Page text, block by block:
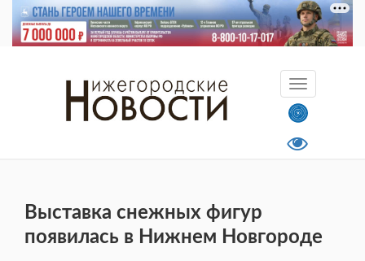
Выставка снежных фигур
появилась в Нижнем Новгороде